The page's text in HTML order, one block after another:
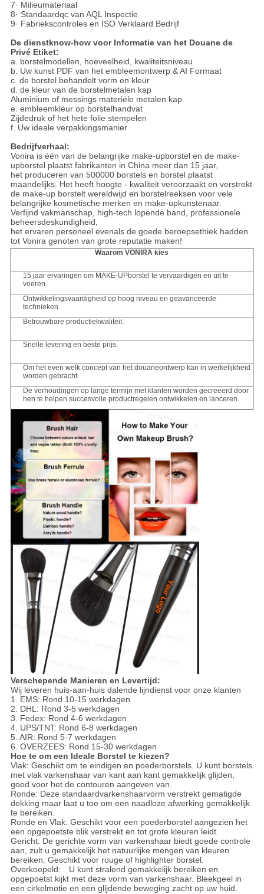
7· Milieumateriaal
8· Standaardqc van AQL Inspectie
9· Fabriekscontroles en ISO Verklaard Bedrijf
De dienstknow-how voor Informatie van het Douane de
Privé Etiket:
a. borstelmodellen, hoeveelheid, kwaliteitsniveau
b. Uw kunst PDF van het embleemontwerp & AI Formaat
c. de borstel behandelt vorm en kleur
d. de kleur van de borstelmetalen kap
Aluminium of messings materiële metalen kap
e. embleemkleur op borstelhandvat
Zijdedruk of het hete folie stempelen
f. Uw ideale verpakkingsmanier
Bedrijfverhaal:
Vonira is één van de belangrijke make-upborstel en de make-
upborstel plaatst fabrikanten in China meer dan 15 jaar,
het produceren van 500000 borstels en borstel plaatst
maandelijks. Het heeft hoogte - kwaliteit veroorzaakt en verstrekt
de make-up borstelt wereldwijd en borstelreeksen voor vele
belangrijke kosmetische merken en make-upkunstenaar.
Verfijnd vakmanschap, high-tech lopende band, professionele
beheersdeskundigheid,
het ervaren personeel evenals de goede beroepsethiek hadden
tot Vonira genoten van grote reputatie maken!
Waarom VONIRA kies
15 jaar ervaringen om MAKE-UPborstel te vervaardigen en uit te
voeren.
Ontwikkelingsvaardigheid op hoog niveau en geavanceerde
technieken.
Betrouwbare productiekwaliteit.
Snelle levering en beste prijs.
Om het even welk concept van het douaneontwerp kan in werkelijkheid
worden gebracht.
De verhoudingen op lange termijn met klanten worden gecreeerd door
hen te helpen succesvolle productregelen ontwikkelen en lanceren.
Verschepende Manieren en Levertijd:
Wij leveren huis-aan-huis dalende lijndienst voor onze klanten
1. EMS: Rond 10-15 werkdagen
2. DHL: Rond 3-5 werkdagen
3. Fedex: Rond 4-6 werkdagen
4. UPS/TNT: Rond 6-8 werkdagen
5. AIR: Rond 5-7 werkdagen
6. OVERZEES: Rond 15-30 werkdagen
Hoe te om een Ideale Borstel te kiezen?
Vlak: Geschikt om te eindigen en poederborstels. U kunt borstels
met vlak varkenshaar van kant aan kant gemakkelijk glijden,
goed voor het de contouren aangeven van.
Ronde: Deze standaardvarkenshaarvorm verstrekt gematigde
dekking maar laat u toe om een naadloze afwerking gemakkelijk
te bereiken.
Ronde en Vlak: Geschikt voor een poederborstel aangezien het
een opgepoetste blik verstrekt en tot grote kleuren leidt.
Gericht: De gerichte vorm van varkenshaar biedt goede controle
aan, zult u gemakkelijk het natuurlijke mengen van kleuren
bereiken. Geschikt voor rouge of highlighter borstel.
Overkoepeld: U kunt stralend gemakkelijk bereiken en
opgepoetst kijkt met deze vorm van varkenshaar. Bleekgeel in
een cirkelmotie en een glijdende beweging zacht op uw huid.